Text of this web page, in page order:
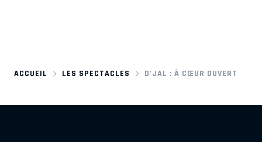
ACCUEIL LES SPECTACLES D'JAL : À CŒUR OUVERT